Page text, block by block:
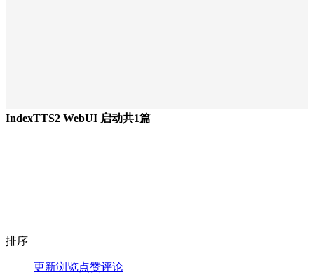
IndexTTS2 WebUI 启动共1篇
排序
更新浏览点赞评论